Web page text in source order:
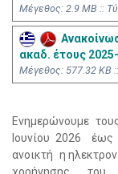
Mέγεθος: 2.9 MB ::
ακαδ. έτους
Mέγεθος: 577.32 KB
Ενημερώνουμε
Ιουνίου 2026 έως
ανοικτή η